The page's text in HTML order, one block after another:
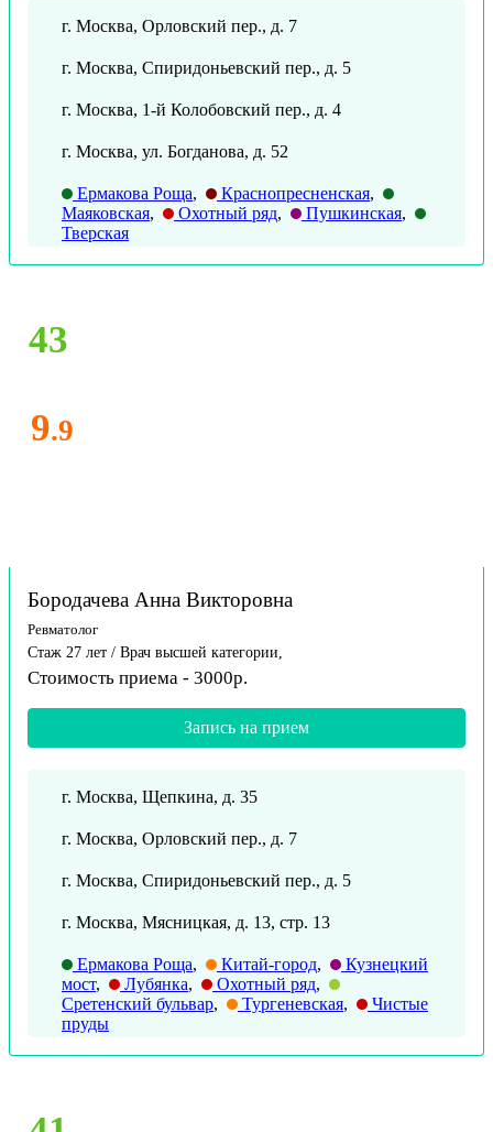
г. Москва, Орловский пер., д. 7
г. Москва, Спиридоньевский пер., д. 5
г. Москва, 1-й Колобовский пер., д. 4
г. Москва, ул. Богданова, д. 52
Ермакова Роща, Краснопресненская,
Маяковская, Охотный ряд, Пушкинская,
Тверская
43
9.9
Бородачева Анна Викторовна
Ревматолог
Стаж 27 лет / Врач высшей категории,
Стоимость приема - 3000р.
Запись на прием
г. Москва, Щепкина, д. 35
г. Москва, Орловский пер., д. 7
г. Москва, Спиридоньевский пер., д. 5
г. Москва, Мясницкая, д. 13, стр. 13
Ермакова Роща, Китай-город,
Кузнецкий
мост, Лубянка, Охотный ряд,
Сретенский бульвар, Тургеневская,
Чистые
пруды